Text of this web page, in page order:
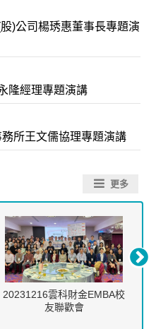
)公司楊琇惠董事長專題演
隆經理專題演講
所王文儒協理專題演講
更多
20231216雲科財金EMBA校
友聯歡會